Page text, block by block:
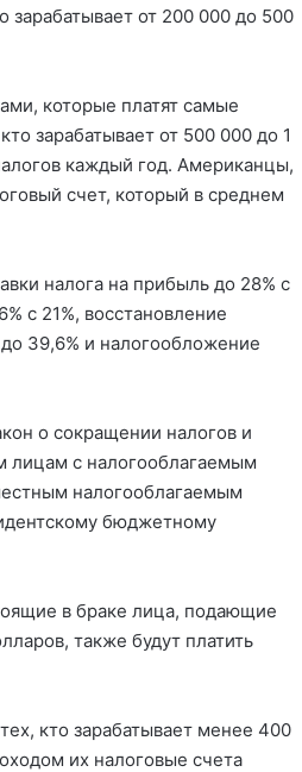
зарабатывает от 200 000 до 500
которые платят самые
зарабатывает от 500 000 до 1
каждый год. Американцы,
счет, который в среднем
налога на прибыль до 28% с
с 21%, восстановление
39,6% и налогообложение
о сокращении налогов и
лицам с налогооблагаемым
налогооблагаемым
бюджетному
в браке лица, подающие
также будут платить
кто зарабатывает менее 400
их налоговые счета